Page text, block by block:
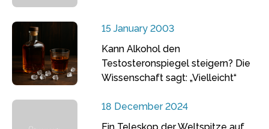
15 January 2003
Kann Alkohol den
Testosteronspiegel steigern? Die
Wissenschaft sagt: „Vielleicht“
18 December 2024
Ein Teleskop der Weltspitze auf